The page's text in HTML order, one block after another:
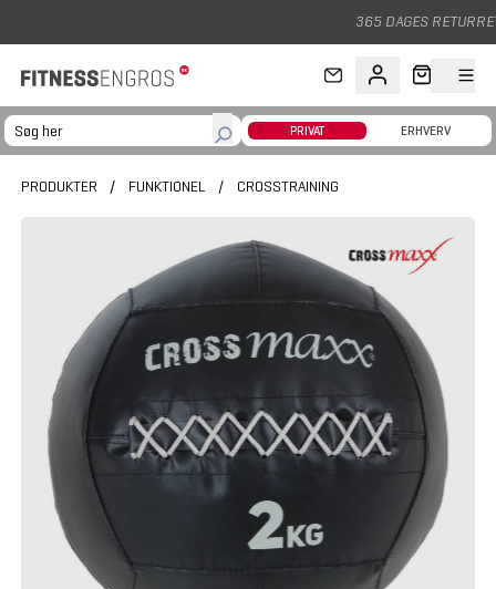
365 DAGES RETURRET
PRIVAT ERHVERV
PRODUKTER / FUNKTIONEL / CROSSTRAINING